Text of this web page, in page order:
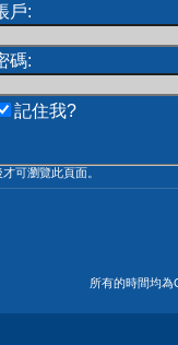
戶:
碼:
記住我?
才可瀏覽此頁面。
所有的時間均為